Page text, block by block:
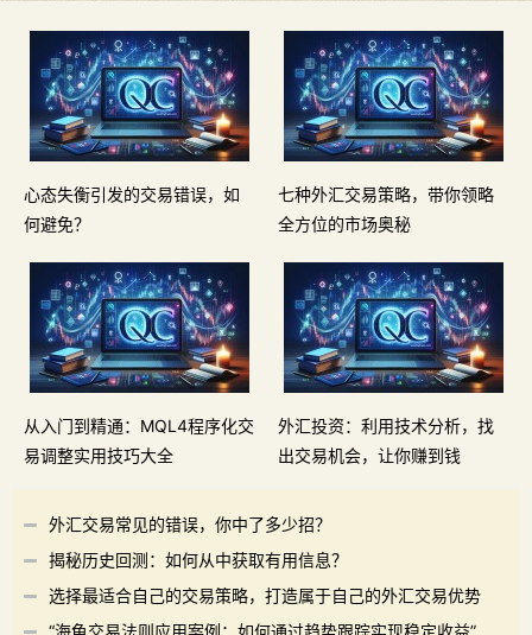
心态失衡引发的交易错误，如
何避免？
七种外汇交易策略，带你领略
全方位的市场奥秘
从入门到精通：MQL4程序化交
易调整实用技巧大全
外汇投资：利用技术分析，找
出交易机会，让你赚到钱
外汇交易常见的错误，你中了多少招？
揭秘历史回测：如何从中获取有用信息？
选择最适合自己的交易策略，打造属于自己的外汇交易优势
“海龟交易法则应用案例：如何通过趋势跟踪实现稳定收益”